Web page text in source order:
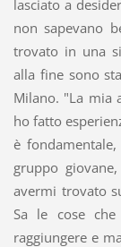
lasciato a
non sapevano
trovato in una
alla fine sono
Milano. "La mia
ho fatto
è
gruppo
avermi trovato
Sa le cose
raggiungere e